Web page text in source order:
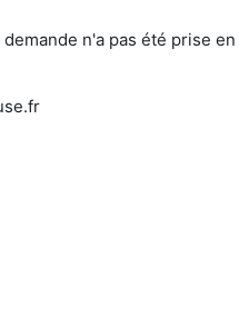
n'a pas été prise